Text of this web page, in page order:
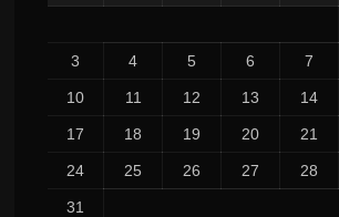
3 4 5 6 7
10 11 12 13 14
17 18 19 20 21
24 25 26 27 28
31